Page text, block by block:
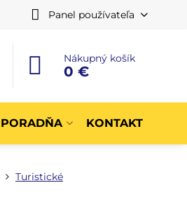
Panel používateľa
Nákupný košík
0 €
PORADŇA KONTAKT
Turistické